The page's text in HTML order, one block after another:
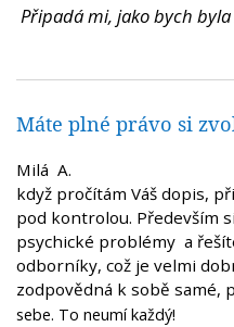
Připadá mi, jako bych
Máte plné právo si
Milá A.
když pročítám Váš dopis,
pod kontrolou. Především si
psychické problémy a
odborníky, což je velmi
zodpovědná k sobě samé,
sebe. To neumí každý!